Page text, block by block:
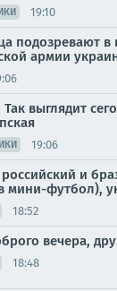
19:10
подозревают в
армии
выглядит
19:06
и
мини-футбол),
18:52
вечера,
18:48